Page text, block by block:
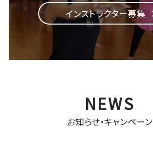
インストラクター募集
お知らせ・キャンペーン